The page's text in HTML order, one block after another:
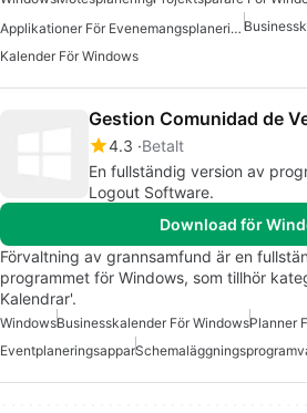
Applikationer För Evenemangsplanering
Kalender För Windows
Gestion Comunidad de
4.3 Betalt
En fullständig version av
Logout Software.
Download för
Förvaltning av grannsamfund är en
programmet för Windows, som tillhör
Kalendrar'.
WindowsBusinesskalender För WindowsPlanner
Eventplaneringsappar